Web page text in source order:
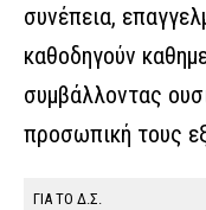
συνέπεια,
καθοδηγούν
συμβάλλοντας
προσωπική τους
ΓΙΑ ΤΟ Δ.Σ.